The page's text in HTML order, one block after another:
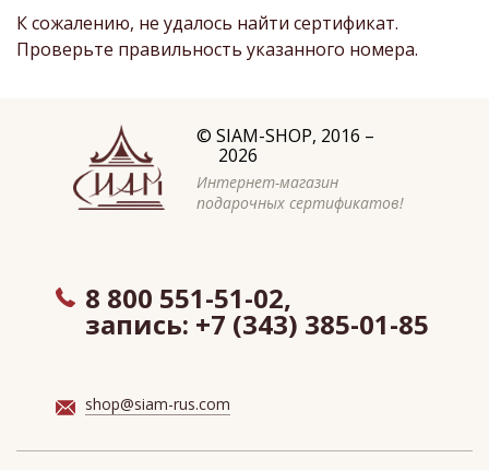
К сожалению, не удалось найти сертификат.
Проверьте правильность указанного номера.
© SIAM-SHOP, 2016 –
2026
Интернет-магазин
подарочных сертификатов!
8 800 551-51-02,
запись: +7 (343) 385-01-85
shop@siam-rus.com